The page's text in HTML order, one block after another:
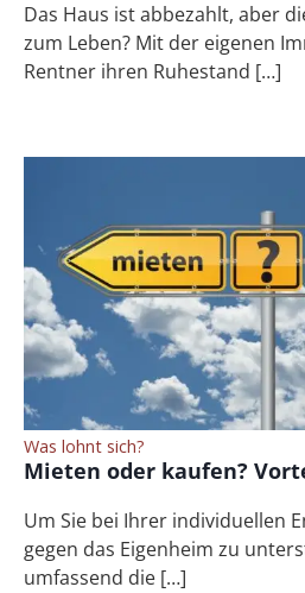
Das Haus ist abbezahlt, aber
zum Leben? Mit der eigenen
Rentner ihren Ruhestand […]
Was lohnt sich?
Mieten oder kaufen?
Um Sie bei Ihrer individuellen
gegen das Eigenheim zu
umfassend die […]